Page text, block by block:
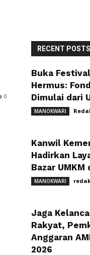
0
RECENT POSTS
Buka
Hermus:
Dimulai dari
MANOKWARI
Kanwil
Hadirkan
Bazar
MANOKWARI
Jaga
Rakyat,
Anggaran
2026